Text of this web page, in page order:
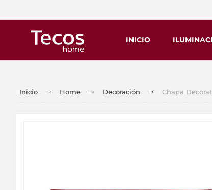
INICIO
Inicio Home Decoración Chapa